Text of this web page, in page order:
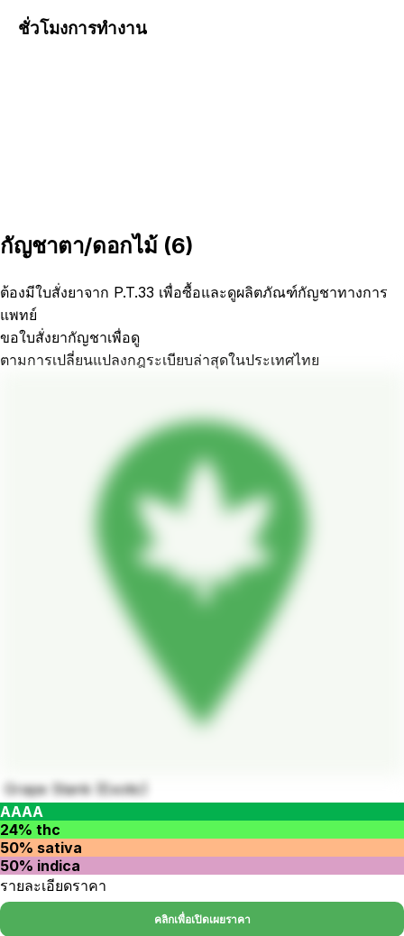
ชั่วโมงการทำงาน
กัญชาตา/ดอกไม้ (6)
ต้องมีใบสั่งยาจาก P.T.33 เพื่อซื้อและดูผลิตภัณฑ์กัญชาทางการ
แพทย์
ขอใบสั่งยากัญชาเพื่อดู
ตามการเปลี่ยนแปลงกฎระเบียบล่าสุดในประเทศไทย
Grape Stank (Exotic)
AAAA
24% thc
50% sativa
50% indica
รายละเอียดราคา
คลิกเพื่อเปิดเผยราคา